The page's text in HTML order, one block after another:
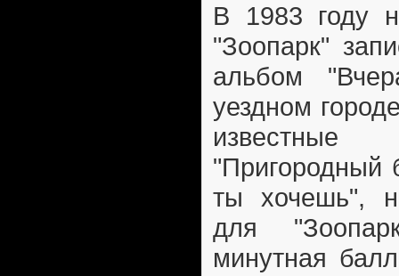
В 1983 году
"Зоопарк"
альбом
уездном
"Пригородный
ты хочешь",
для
минутная